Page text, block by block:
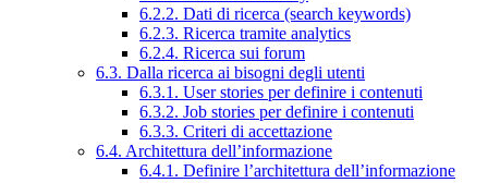
6.2.2. Dati di ricerca (search keywords)
6.2.3. Ricerca tramite analytics
6.2.4. Ricerca sui forum
6.3. Dalla ricerca ai bisogni degli utenti
6.3.1. User stories per definire i contenuti
6.3.2. Job stories per definire i contenuti
6.3.3. Criteri di accettazione
6.4. Architettura dell’informazione
6.4.1. Definire l’architettura dell’informazione